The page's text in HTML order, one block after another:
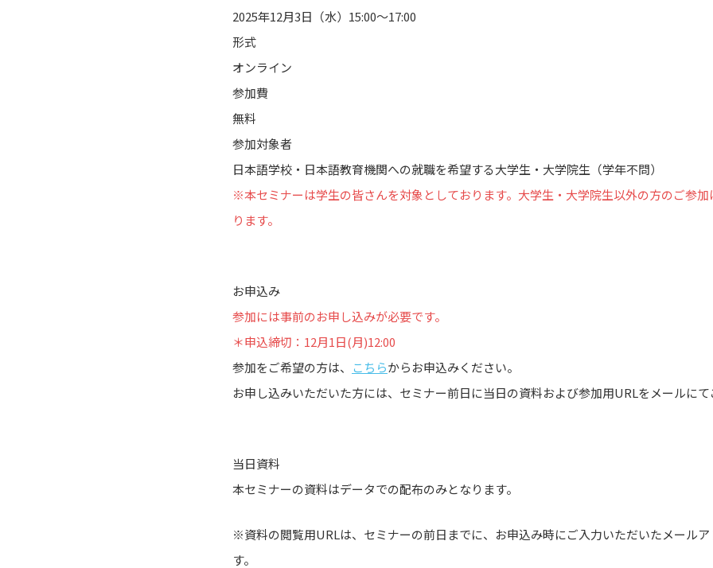
2025年12月3日（水）15:00～17:00
形式
オンライン
参加費
無料
参加対象者
日本語学校・日本語教育機関への就職を希望する大学生・大学院生（学年不問）
※本セミナーは学生の皆さんを対象としております。大学生・大学院生以外の方のご参
ります。
お申込み
参加には事前のお申し込みが必要です。
＊申込締切：12月1日(月)12:00
参加をご希望の方は、
こちらからお申込みください。
お申し込みいただいた方には、セミナー前日に当日の資料および参加用URLをメールにて
当日資料
本セミナーの資料はデータでの配布のみとなります。
※資料の閲覧用URLは、セミナーの前日までに、お申込み時にご入力いただいたメール
す。